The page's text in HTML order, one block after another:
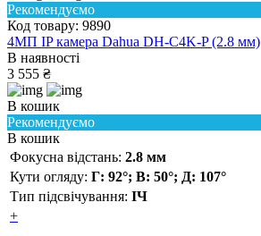
Рекомендуємо
Код товару: 9890
4МП IP камера Dahua DH-C4K-P (2.8 мм)
В наявності
3 555 ₴
В кошик
Рекомендуємо
В кошик
Фокусна відстань: 2.8 мм
Кути огляду: Г: 92°; В: 50°; Д: 107°
Тип підсвічування: ІЧ
+